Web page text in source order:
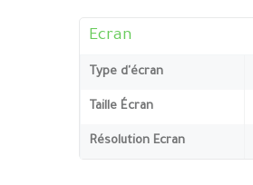
Ecran
Type d'écran
Taille Écran
Résolution Ecran